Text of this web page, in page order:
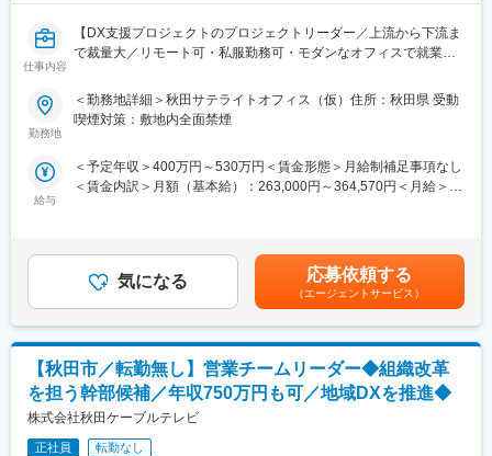
・IDE/統合開発環境：VSCode
・ソースコード管理ツール：BitBucket、GitHub
Notion、ScrapBox、Backlog、JIRA、Confluence、Slack、box
・PC端末（お好きなものを選択）：Windows、Mac
当部署はECサイト構築を中心に事業展開しており、現在、国内だ
けでなく海外展開を図る新規案件が増えているため、体制強化の
長を共に楽しみ、組織の一員となって牽引いただける方をお待ち
しています。
■社内の雰囲気：
年々社員が増加しており個性豊かなメンバーが集まっています。
気軽に何でも相談ができる社風があり、開放的なオフィスには打
ち合わせや休憩ができるカフェスペースがあります。また勉強会
やファミリーデー、ピザパーティーなど親睦を深める機会も多数
ございます。
仕事内容
【DX支援プロジェクトのプロジェクトリーダー／上流から下流ま
で裁量大／リモート可・私服勤務可・モダンなオフィスで就業
■業務内容：
を伺い、要件定義から構築・導入、運用・定着化支援にいたるま
で、上流～下流まで全工程で承っているためPLとしての仕事の幅
・課題解決へ向けての企画／提案
・要件定義、基本設計、ユーザーストーリー等の作成
・プロジェクトの進捗管理及び課題管理
・クライアントや外部ベンダーとの折衝
【変更の範囲：会社の定める業務】
■開発環境：
・インフラ環境：Salesforce Platform
・取扱製品：SalesCloud、ServiceCloud、MarketingCloud、
Tableau、ExperienceCloud
勤務地
＜勤務地詳細＞秋田サテライトオフィス（仮）住所：秋田県 受動
喫煙対策：敷地内全面禁煙
給与
＜予定年収＞400万円～530万円＜賃金形態＞月給制補足事項なし
＜賃金内訳＞月額（基本給）：263,000円～364,570円＜月給＞
を通じて上下する可能性があります。月給(月額)は固定手当を含め
た表記です。気になる 応募依頼する
（エージェントサービス）
【秋田市／転勤無し】営業チームリーダー◆組織改革
を担う幹部候補／年収750万円も可／地域DXを推進◆
株式会社秋田ケーブルテレビ
正社員 転勤なし